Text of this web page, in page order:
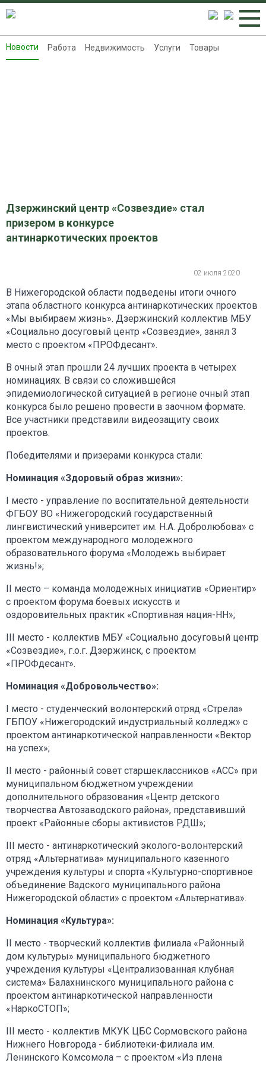
Новости
Новости Работа Недвижимость Услуги Товары
Дзержинский центр «Созвездие» стал
призером в конкурсе
антинаркотических проектов
02 июля 2020
В Нижегородской области подведены итоги очного
этапа областного конкурса антинаркотических проектов
«Мы выбираем жизнь». Дзержинский коллектив МБУ
«Социально досуговый центр «Созвездие», занял 3
место с проектом «ПРОФдесант».
В очный этап прошли 24 лучших проекта в четырех
номинациях. В связи со сложившейся
эпидемиологической ситуацией в регионе очный этап
конкурса было решено провести в заочном формате.
Все участники представили видеозащиту своих
проектов.
Победителями и призерами конкурса стали:
Номинация «Здоровый образ жизни»:
I место - управление по воспитательной деятельности
ФГБОУ ВО «Нижегородский государственный
лингвистический университет им. Н.А. Добролюбова» с
проектом международного молодежного
образовательного форума «Молодежь выбирает
жизнь!»;
II место – команда молодежных инициатив «Ориентир»
с проектом форума боевых искусств и
оздоровительных практик «Спортивная нация-НН»;
III место - коллектив МБУ «Социально досуговый центр
«Созвездие», г.о.г. Дзержинск, с проектом
«ПРОФдесант».
Номинация «Добровольчество»:
I место - студенческий волонтерский отряд «Стрела»
ГБПОУ «Нижегородский индустриальный колледж» с
проектом антинаркотической направленности «Вектор
на успех»;
II место - районный совет старшеклассников «АСС» при
муниципальном бюджетном учреждении
дополнительного образования «Центр детского
творчества Автозаводского района», представивший
проект «Районные сборы активистов РДШ»;
III место - антинаркотический эколого-волонтерский
отряд «Альтернатива» муниципального казенного
учреждения культуры и спорта «Культурно-спортивное
объединение Вадского муниципального района
Нижегородской области» с проектом «Альтернатива».
Номинация «Культура»:
II место - творческий коллектив филиала «Районный
дом культуры» муниципального бюджетного
учреждения культуры «Централизованная клубная
система» Балахнинского муниципального района с
проектом антинаркотической направленности
«НаркоСТОП»;
III место - коллектив МКУК ЦБС Сормовского района
Нижнего Новгорода - библиотеки-филиала им.
Ленинского Комсомола – с проектом «Из плена